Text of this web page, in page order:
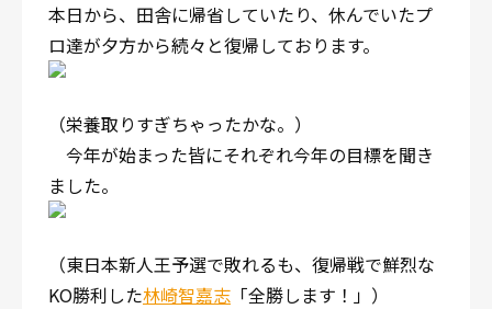
八王子中屋ボクシングジム
〒192-0072 東京都八王子市南町3-8 第2原嶋ビル1F
営業時間：月〜土 14:00〜22:00 / 日・祝 14:00〜19:00
本日から、田舎に帰省していたり、休んでいたプ
ロ達が夕方から続々と復帰しております。
（栄養取りすぎちゃったかな。）
今年が始まった皆にそれぞれ今年の目標を聞き
ました。
（東日本新人王予選で敗れるも、復帰戦で鮮烈な
KO勝利した林崎智嘉志 「全勝します！」）